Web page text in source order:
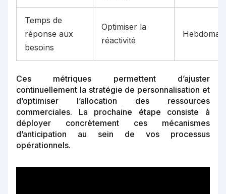
Temps de
réponse aux
besoins
Optimiser la
réactivité
Ces métriques permettent d’ajuster
continuellement la stratégie de personnalisation et
d’optimiser l’allocation des ressources
commerciales. La prochaine étape consiste à
déployer concrètement ces mécanismes
d’anticipation au sein de vos processus
opérationnels.